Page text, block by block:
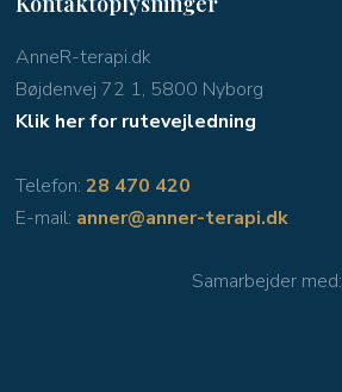
AnneR-terapi.dk
Bøjdenvej 72 1, 5800 Nyborg
Klik her for rutevejledning
Telefon:28 470 420
E-mail: anner@anner-terapi.dk
Samarbejder med​: